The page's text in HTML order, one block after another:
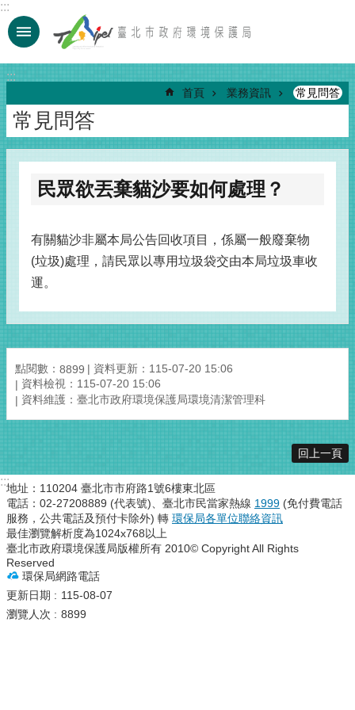
跳到主要內容區塊
:::
:::
首頁 業務資訊 常見問答
常見問答
民眾欲丟棄貓沙要如何處理？
有關貓沙非屬本局公告回收項目，係屬一般廢棄物
(垃圾)處理，請民眾以專用垃圾袋交由本局垃圾車收
運。
點閱數： 8899
資料更新：115-07-20 15:06
資料檢視：115-07-20 15:06
資料維護：臺北市政府環境保護局環境清潔管理科
回上一頁
:::地址：110204 臺北市市府路1號6樓東北區
電話：02-27208889 (代表號)、臺北市民當家熱線 1999 (免付費電話
服務，公共電話及預付卡除外) 轉 環保局各單位聯絡資訊
最佳瀏覽解析度為1024x768以上
臺北市政府環境保護局版權所有 2010© Copyright All Rights
Reserved
環保局網路電話
更新日期
115-08-07
瀏覽人次
8899